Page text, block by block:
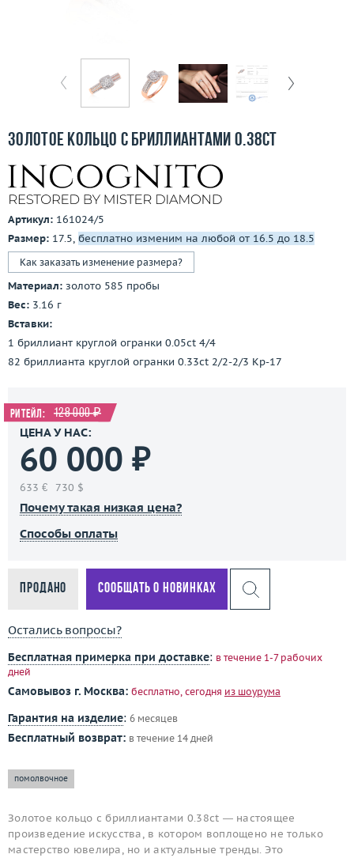
О компании
3D-тур по шоуруму
Заказать звонок
Золотое кольцо с бриллиантами 0.38ct
Артикул: 161024/5
Размер: 17.5, бесплатно изменим на любой от 16.5 до 18.5
Как заказать изменение размера?
Материал: золото 585 пробы
Вес: 3.16 г
Вставки:
1 бриллиант круглой огранки 0.05ct 4/4
82 бриллианта круглой огранки 0.33ct 2/2-2/3 Кр-17
Ритейл: 128 000 ₽
ЦЕНА У НАС:
60 000 ₽
633 € 730 $
Почему такая низкая цена?
Способы оплаты
Продано Сообщать о новинках
Остались вопросы?
Бесплатная примерка при доставке: в течение 1-7 рабочих
дней
Самовывоз г. Москва: бесплатно, сегодня из шоурума
Гарантия на изделие: 6 месяцев
Бесплатный возврат: в течение 14 дней
помолвочное
Золотое кольцо с бриллиантами 0.38ct — настоящее
произведение искусства, в котором воплощено не только
мастерство ювелира, но и актуальные тренды. Это